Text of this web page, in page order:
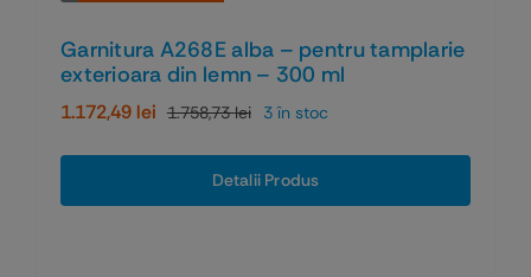
Garnitura A268E alba – pentru tamplarie
exterioara din lemn – 300 ml
1.758,73leiPrețul
inițial
a
fost:
1.172,49 lei
Prețul
curent
este:
1.172,49 lei.
3 în stoc
Detalii Produs